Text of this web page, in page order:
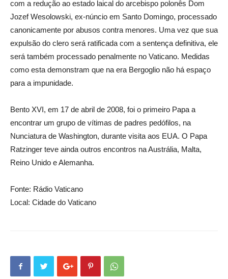
com a redução ao estado laical do arcebispo polonês Dom
Jozef Wesolowski, ex-núncio em Santo Domingo, processado
canonicamente por abusos contra menores. Uma vez que sua
expulsão do clero será ratificada com a sentença definitiva, ele
será também processado penalmente no Vaticano. Medidas
como esta demonstram que na era Bergoglio não há espaço
para a impunidade.
Bento XVI, em 17 de abril de 2008, foi o primeiro Papa a
encontrar um grupo de vítimas de padres pedófilos, na
Nunciatura de Washington, durante visita aos EUA. O Papa
Ratzinger teve ainda outros encontros na Austrália, Malta,
Reino Unido e Alemanha.
Fonte: Rádio Vaticano
Local: Cidade do Vaticano